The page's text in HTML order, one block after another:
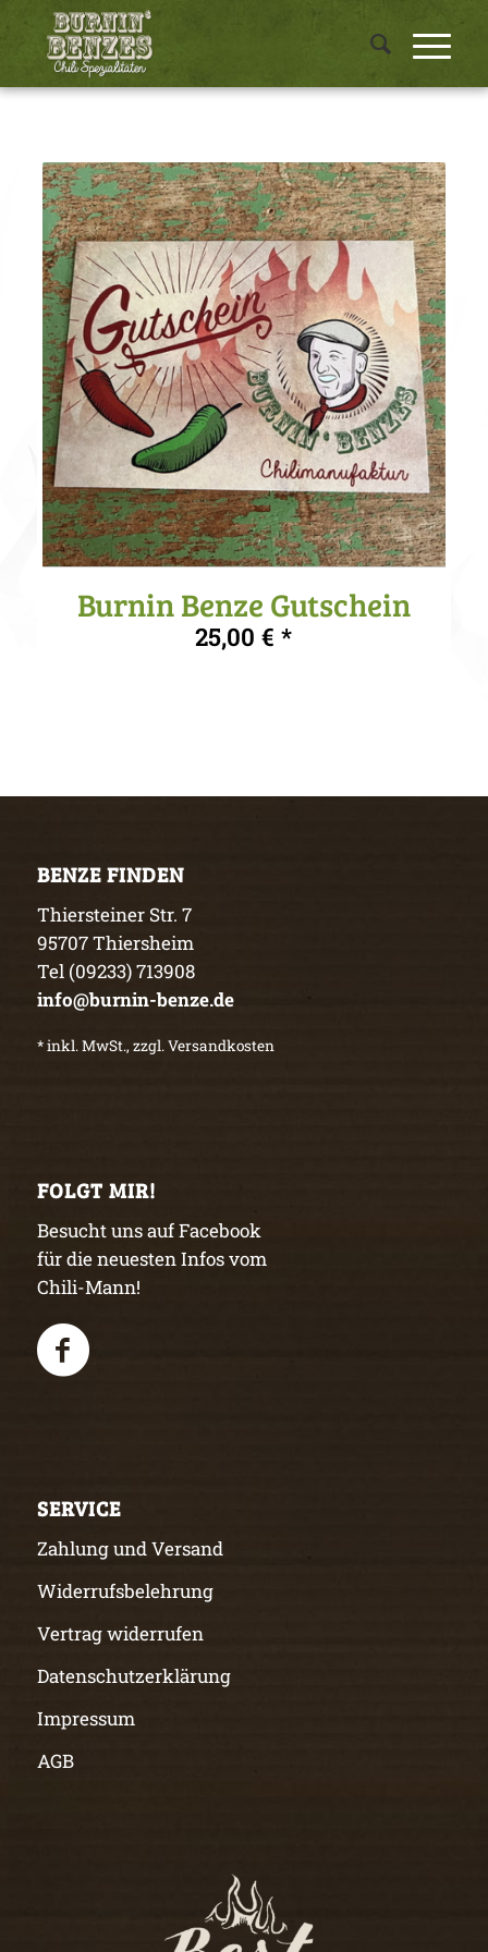
Burnin Benze Gutschein
25,00€
BENZE FINDEN
Thiersteiner Str. 7
95707 Thiersheim
Tel (09233) 713908
info@burnin-benze.de
* inkl. MwSt., zzgl. Versandkosten
FOLGT MIR!
Besucht uns auf Facebook
für die neuesten Infos vom
Chili-Mann!
SERVICE
Zahlung und Versand
Widerrufsbelehrung
Vertrag widerrufen
Datenschutzerklärung
Impressum
AGB